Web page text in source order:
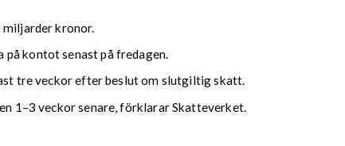
miljarder kronor.
kontot senast på fredagen.
tre veckor efter beslut om slutgiltig skatt.
1–3 veckor senare, förklarar Skatteverket.